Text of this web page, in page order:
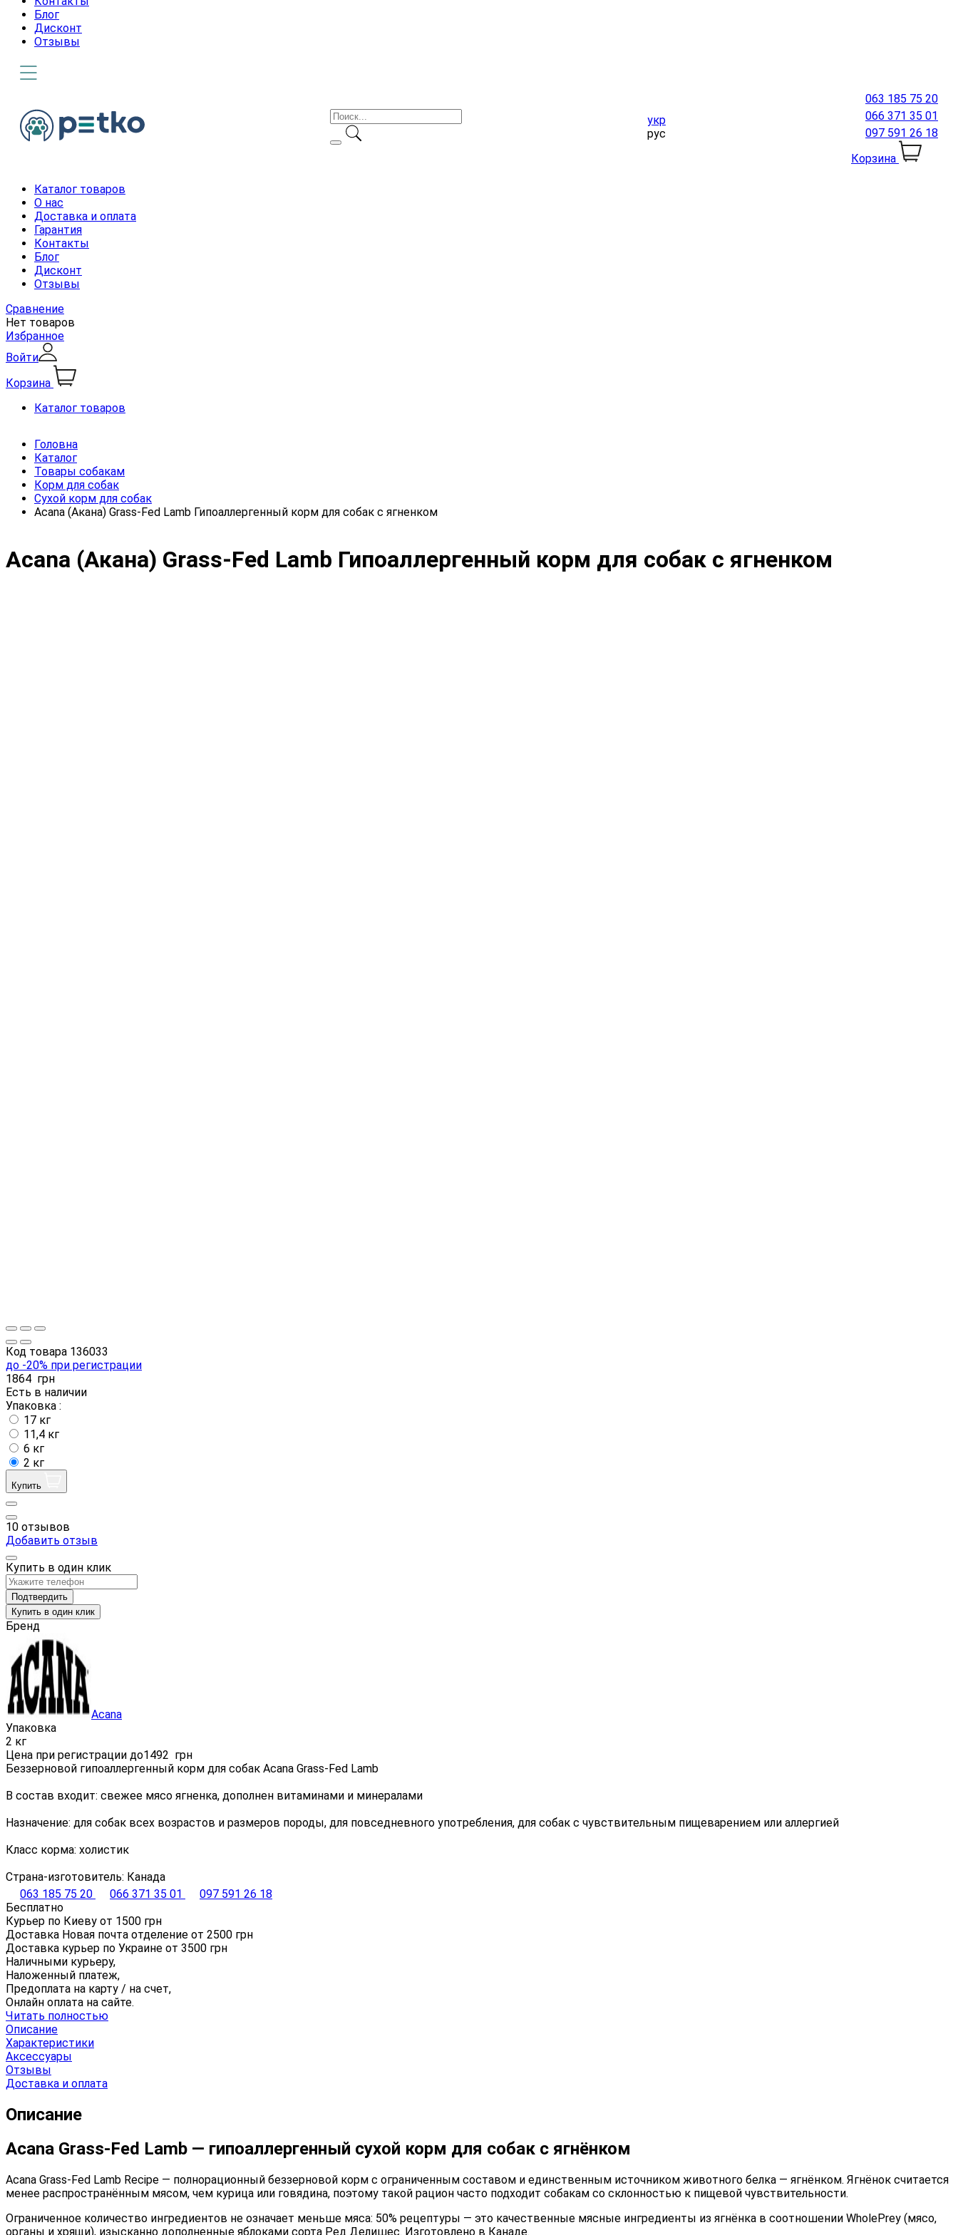
Блог
Дисконт
Отзывы
укр
рус
063 185 75 20
066 371 35 01
097 591 26 18
Корзина
Каталог товаров
О нас
Доставка и оплата
Гарантия
Контакты
Блог
Дисконт
Отзывы
Сравнение
Нет товаров
Избранное
Войти
Корзина
Каталог товаров
Головна
Каталог
Товары собакам
Корм для собак
Сухой корм для собак
Acana (Акана) Grass-Fed Lamb Гипоаллергенный корм для собак с ягненком
Acana (Акана) Grass-Fed Lamb Гипоаллергенный корм для собак с ягненком
Код товара 136033
до -20% при регистрации
1864 грн
Есть в наличии
Упаковка :
17 кг
11,4 кг
6 кг
2 кг
Купить
10 отзывов
Добавить отзыв
Купить в один клик
Подтвердить
Купить в один клик
Бренд
Acana
Упаковка
2 кг
Цена при регистрации до1492 грн
Беззерновой гипоаллергенный корм для собак Acana Grass-Fed Lamb
В состав входит: свежее мясо ягненка, дополнен витаминами и минералами
Назначение: для собак всех возрастов и размеров породы, для повседневного употребления, для собак с чувствительным пищеварением или аллергией
Класс корма: холистик
Страна-изготовитель: Канада
063 185 75 20
066 371 35 01
097 591 26 18
Бесплатно
Курьер по Киеву от 1500 грн
Доставка Новая почта отделение от 2500 грн
Доставка курьер по Украине от 3500 грн
Наличными курьеру,
Наложенный платеж,
Предоплата на карту / на счет,
Онлайн оплата на сайте.
Читать полностью
Описание
Характеристики
Аксессуары
Отзывы
Доставка и оплата
Описание
Acana Grass-Fed Lamb — гипоаллергенный сухой корм для собак с ягнёнком
Acana Grass-Fed Lamb Recipe — полнорационный беззерновой корм с ограниченным составом и единственным источником животного белка — ягнёнком. Ягнёнок считается
менее распространённым мясом, чем курица или говядина, поэтому такой рацион часто подходит собакам со склонностью к пищевой чувствительности.
Ограниченное количество ингредиентов не означает меньше мяса: 50% рецептуры — это качественные мясные ингредиенты из ягнёнка в соотношении WholePrey (мясо,
органы и хрящи), изысканно дополненные яблоками сорта Ред Делишес. Изготовлено в Канаде.